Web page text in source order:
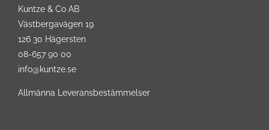
Kuntze & Co AB
Västbergavägen 19
126 30 Hägersten
08-657 90 00
info@kuntze.se
Allmänna Leveransbestämmelser